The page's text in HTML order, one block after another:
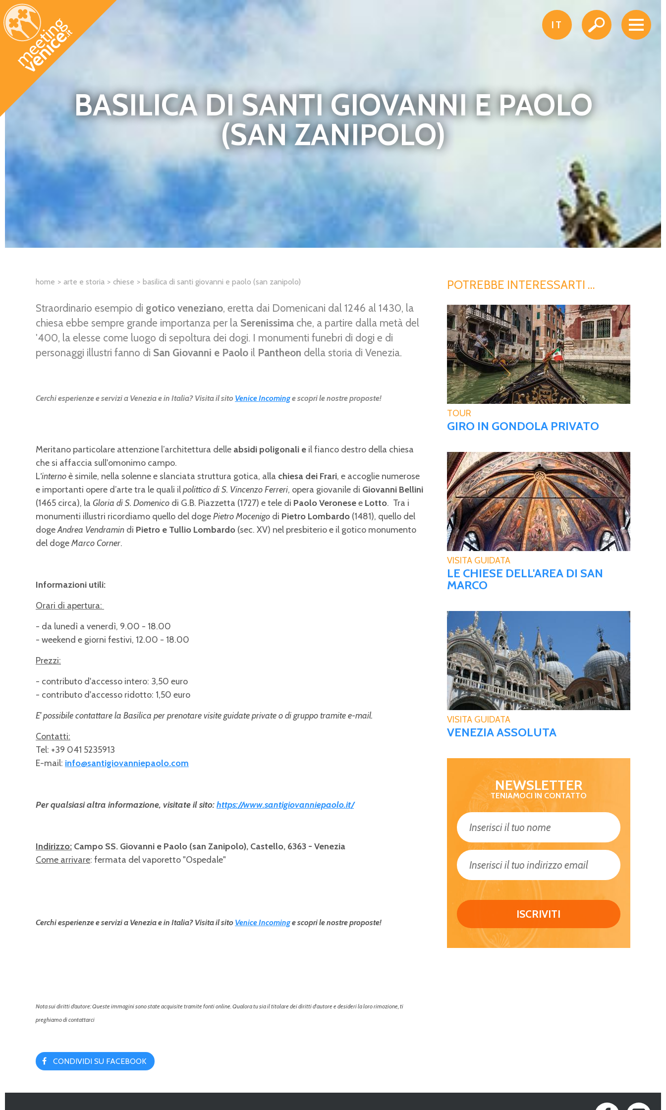
Salta al contenuto principale
IT
BASILICA DI SANTI GIOVANNI E PAOLO
(SAN ZANIPOLO)
home arte e storia chiese basilica di santi giovanni e paolo (san zanipolo)
Straordinario esempio di gotico veneziano, eretta dai Domenicani dal 1246 al 1430, la
chiesa ebbe sempre grande importanza per la Serenissima che, a partire dalla metà del
'400, la elesse come luogo di sepoltura dei dogi. I monumenti funebri di dogi e di
personaggi illustri fanno di San Giovanni e Paolo il Pantheon della storia di Venezia.
Cerchi esperienze e servizi a Venezia e in Italia? Visita il sito Venice Incominge scopri le nostre proposte!
Meritano particolare attenzione l’architettura delle absidi poligonali e il fianco destro della chiesa
che si affaccia sull'omonimo campo.
L'internoè simile, nella solenne e slanciata struttura gotica, alla chiesa dei Frari, e accoglie numerose
e importanti opere d’arte tra le quali ilpolittico di S. Vincenzo Ferreri, opera giovanile di Giovanni Bellini
(1465 circa), la Gloria di S. Domenico di G.B. Piazzetta (1727) e tele di Paolo Veronesee Lotto. Tra i
monumenti illustri ricordiamo quello del dogePietro Mocenigo di Pietro Lombardo (1481), quello del
dogeAndrea Vendramin di Pietro e Tullio Lombardo (sec. XV) nel presbiterio e il gotico monumento
del dogeMarco Corner.
Informazioni utili:
Orari di apertura:
- da lunedì a venerdì, 9.00 - 18.00
- weekend e giorni festivi, 12.00 - 18.00
Prezzi:
- contributo d'accesso intero: 3,50 euro
- contributo d'accesso ridotto: 1,50 euro
E' possibile contattare la Basilica per prenotare visite guidate private o di gruppo tramite e-mail.
Contatti:
Tel: +39 041 5235913
E-mail: info@santigiovanniepaolo.com
Per qualsiasi altra informazione, visitate il sito:https://www.santigiovanniepaolo.it/
Indirizzo: Campo SS. Giovanni e Paolo (san Zanipolo), Castello, 6363 - Venezia
Come arrivare: fermata del vaporetto "Ospedale"
Cerchi esperienze e servizi a Venezia e in Italia? Visita il sito Venice Incominge scopri le nostre proposte!
Nota sui diritti d’autore: Queste immagini sono state acquisite tramite fonti online. Qualora tu sia il titolare dei diritti d'autore e desideri la loro rimozione, ti
preghiamo di contattarci
CONDIVIDI SU FACEBOOK
POTREBBE INTERESSARTI …
TOUR
GIRO IN GONDOLA PRIVATO
VISITA GUIDATA
LE CHIESE DELL'AREA DI SAN
MARCO
VISITA GUIDATA
VENEZIA ASSOLUTA
NEWSLETTER
TENIAMOCI IN CONTATTO